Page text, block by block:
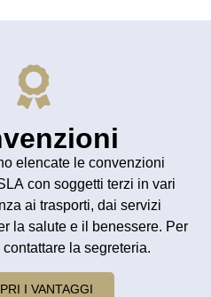
elencate leconvenzioni
con soggetti terzi in vari
aitrasporti, daiservizi
lasalute e il benessere. Per
contattare lasegreteria.
I VANTAGGI